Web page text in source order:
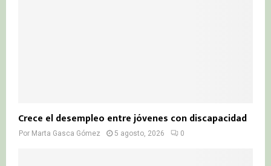
Crece el desempleo entre jóvenes con discapacidad
Por Marta Gasca Gómez 5 agosto, 2026 0